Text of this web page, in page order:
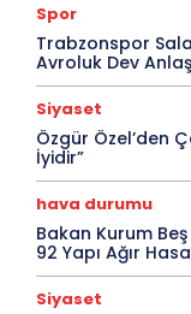
Spor
Trabzonspor
Avroluk Dev
Siyaset
Özgür Özel’den
İyidir”
hava durumu
Bakan Kurum
92 Yapı Ağır
Siyaset